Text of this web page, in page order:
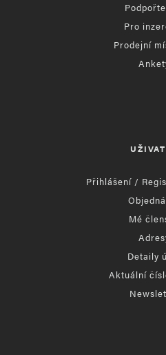
Pro
Prodejní
Přihlášení /
Mé
Detaily
Aktuální